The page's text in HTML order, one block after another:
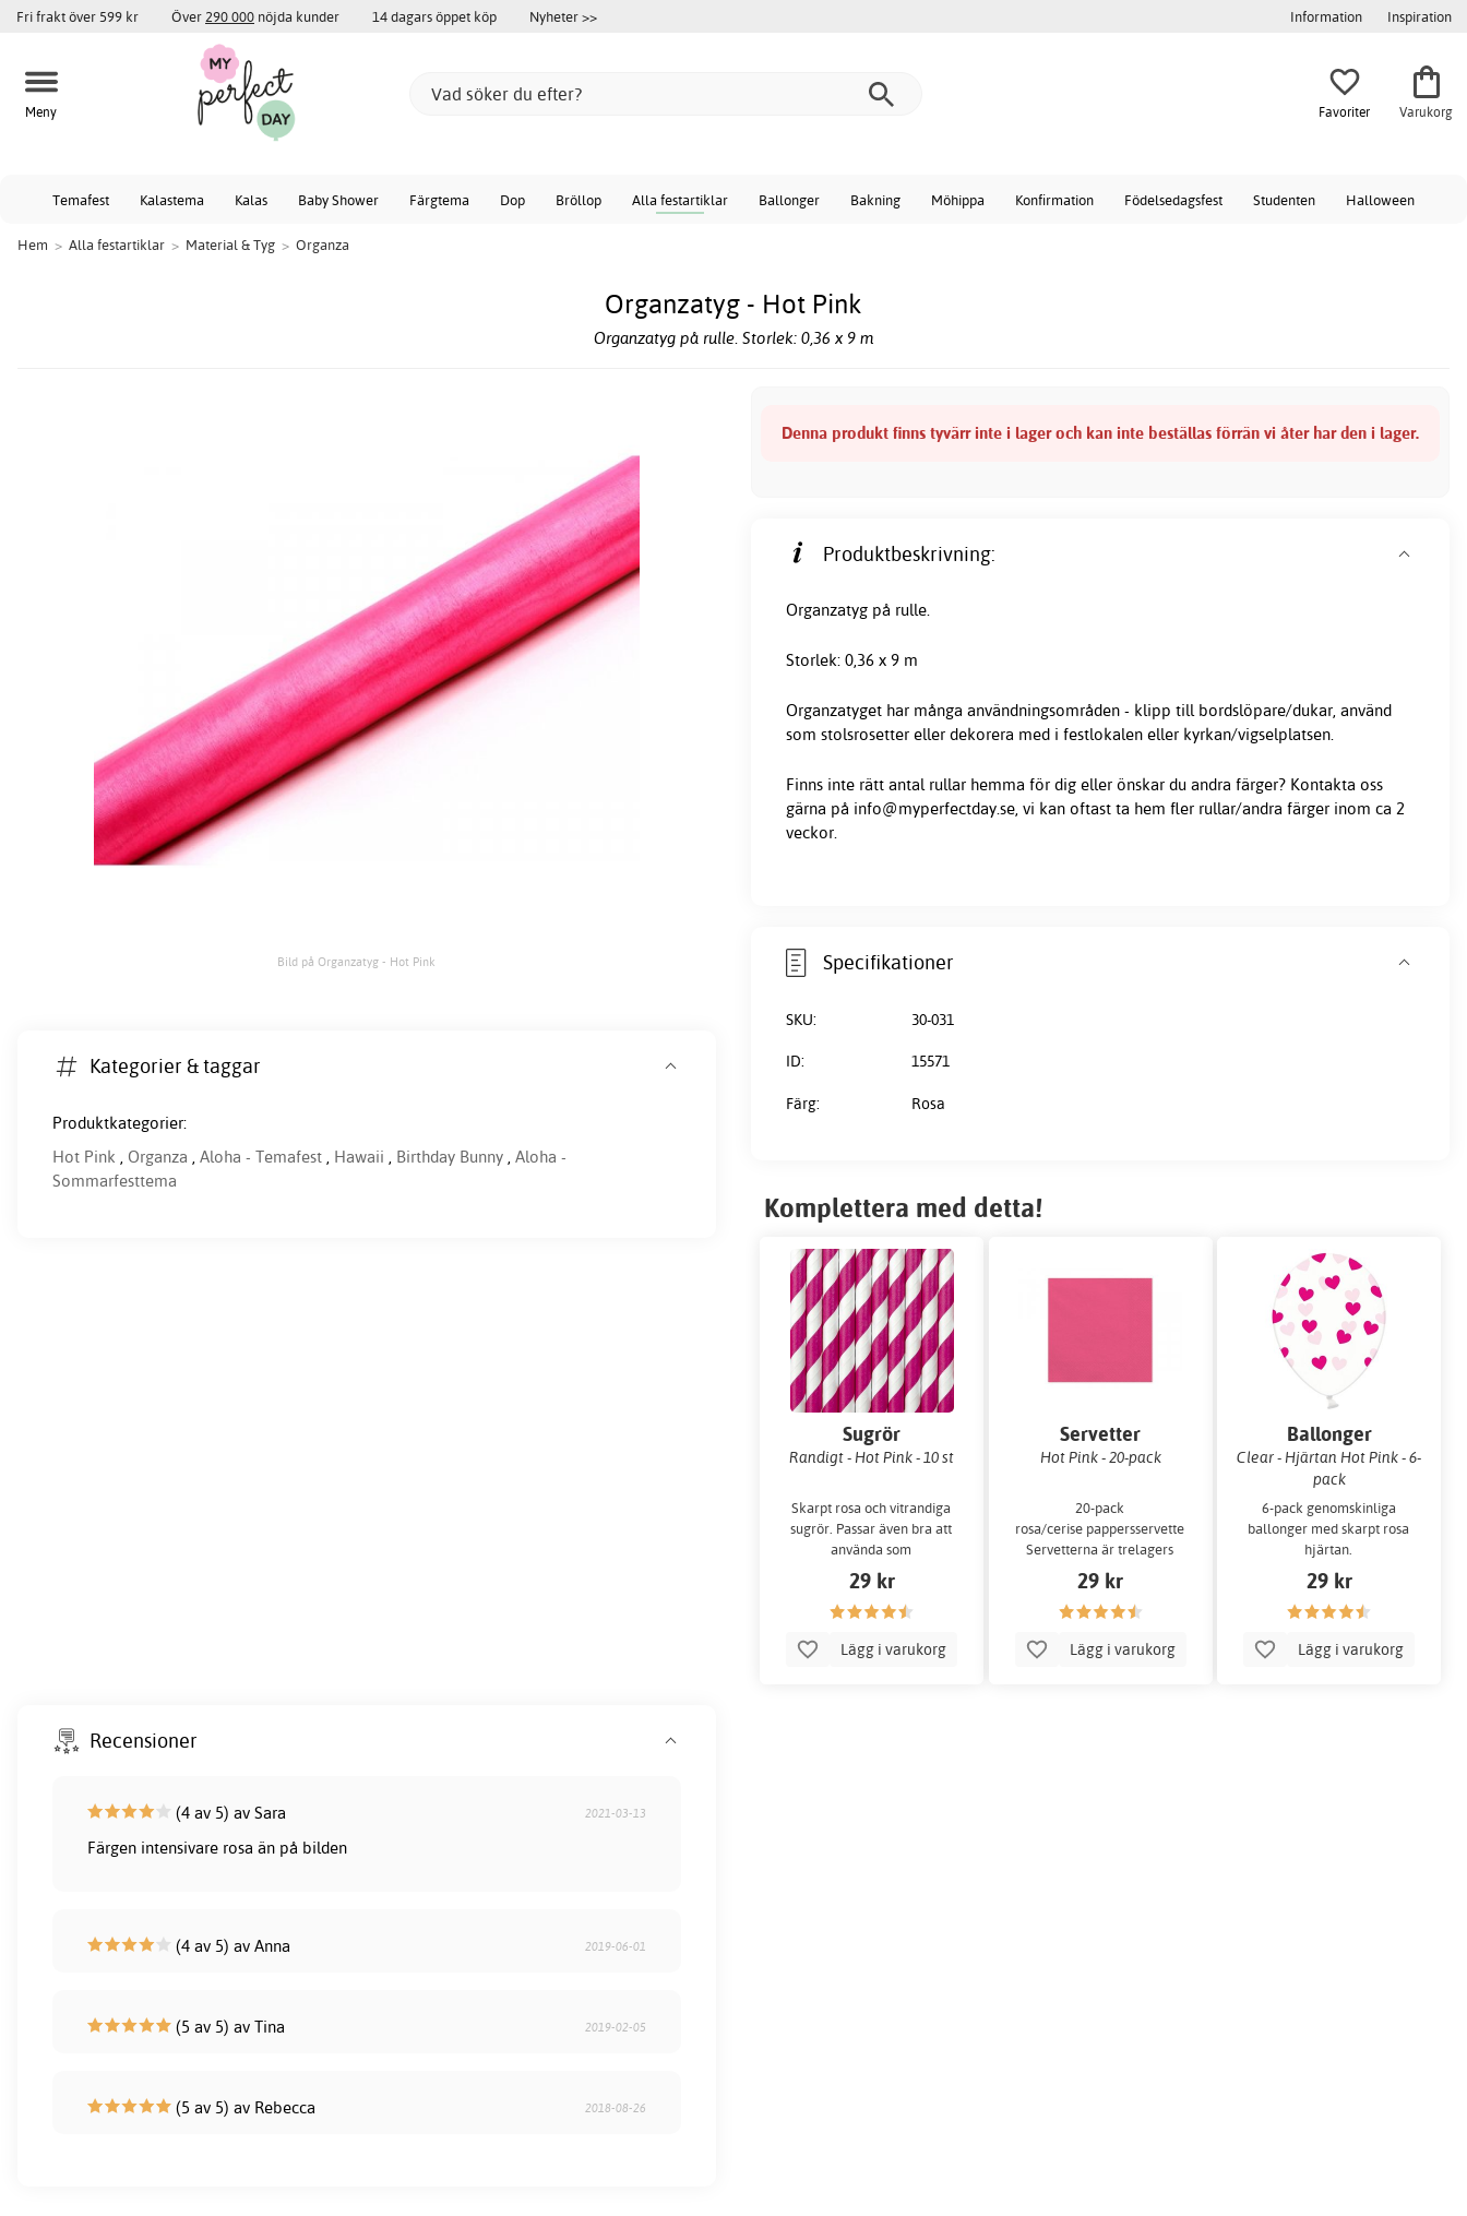
Fri frakt över 599 kr Över 290 000 nöjda kunder 14 dagars öppet köp Nyheter >> Information Inspiration
Meny Favoriter Varukorg
Temafest Kalastema Kalas Baby Shower Färgtema Dop Bröllop Alla festartiklar Ballonger Bakning Möhippa Konfirmation Födelsedagsfest Studenten Halloween
Hem > Alla festartiklar > Material & Tyg > Organza
Organzatyg - Hot Pink
Organzatyg på rulle. Storlek: 0,36 x 9 m
Bild på Organzatyg - Hot Pink
Denna produkt finns tyvärr inte i lager och kan inte beställas förrän vi åter har den i lager.
Produktbeskrivning:
Organzatyg på rulle.
Storlek: 0,36 x 9 m
Organzatyget har många användningsområden - klipp till bordslöpare/dukar, använd
som stolsrosetter eller dekorera med i festlokalen eller kyrkan/vigselplatsen.
Finns inte rätt antal rullar hemma för dig eller önskar du andra färger? Kontakta oss
gärna på info@myperfectday.se, vi kan oftast ta hem fler rullar/andra färger inom ca 2
veckor.
Specifikationer
SKU: 30-031
ID: 15571
Färg: Rosa
Kategorier & taggar
Produktkategorier:
Hot Pink , Organza , Aloha - Temafest , Hawaii , Birthday Bunny , Aloha -
Sommarfesttema
Komplettera med detta!
Sugrör
Randigt - Hot Pink - 10 st
Skarpt rosa och vitrandiga
sugrör. Passar även bra att
använda som
cakepopspinnar!
29 kr
Lägg i varukorg
Servetter
Hot Pink - 20-pack
20-pack
rosa/cerise pappersservetter.
Servetterna är trelagers
och 33 x 33 cm stora.
29 kr
Lägg i varukorg
Ballonger
Clear - Hjärtan Hot Pink - 6-
pack
6-pack genomskinliga
ballonger med skarpt rosa
hjärtan.
29 kr
Lägg i varukorg
Recensioner
(4 av 5) av Sara 2021-03-13
Färgen intensivare rosa än på bilden
(4 av 5) av Anna 2019-06-01
(5 av 5) av Tina 2019-02-05
(5 av 5) av Rebecca 2018-08-26